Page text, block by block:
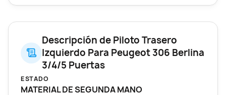
Descripción de Piloto Trasero
Izquierdo Para Peugeot 306 Berlina
3/4/5 Puertas
ESTADO
MATERIAL DE SEGUNDA MANO